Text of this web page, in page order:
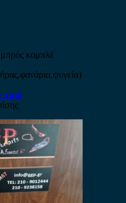
κομπλέ
τιμή